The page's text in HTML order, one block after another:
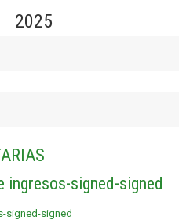
2025
ingresos-signed-signed
signed-signed